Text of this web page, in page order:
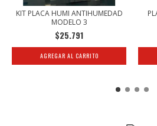
KIT PLACA HUMI ANTIHUMEDAD
MODELO 3
$25.791